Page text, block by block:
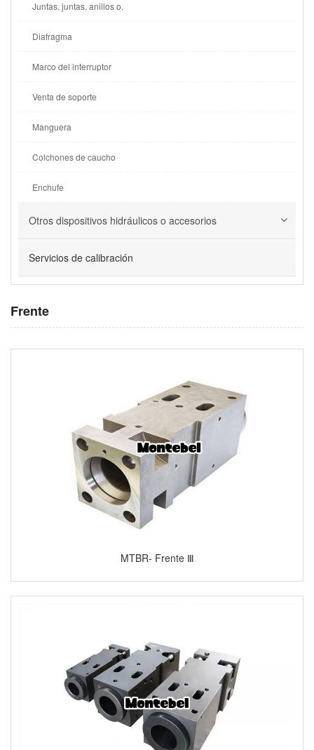
Juntas, juntas, anillos o.
Diafragma
Marco del interruptor
Venta de soporte
Manguera
Colchones de caucho
Enchufe
Otros dispositivos hidráulicos o accesorios
Servicios de calibración
Frente
MTBR- Frente Ⅲ